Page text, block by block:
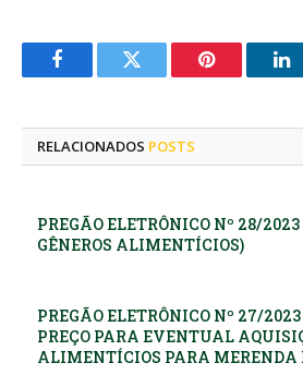
FacebookTwitter Pinterest
RELACIONADOS POSTS
PREGÃO ELETRÔNICO Nº 28/
GÊNEROS ALIMENTÍCIOS)
PREGÃO ELETRÔNICO Nº 27/2023
PREÇO PARA EVENTUAL
ALIMENTÍCIOS PARA MERENDA